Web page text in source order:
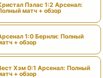
Пэлас 1:2 Арсенал:
матч + обзор
1:0 Бернли: Полный
+ обзор
Хэм 0:1 Арсенал: Полный
+ обзор